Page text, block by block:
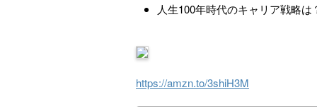
人生100年時代のキャリア戦略は
https://amzn.to/3shiH3M